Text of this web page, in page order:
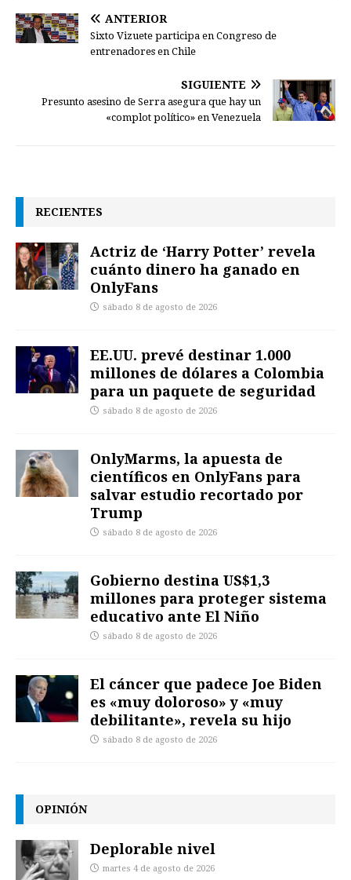
ANTERIOR
Sixto Vizuete participa en Congreso de
entrenadores en Chile
SIGUIENTE
Presunto asesino de Serra asegura que hay un
«complot político» en Venezuela
RECIENTES
Actriz de ‘Harry Potter’ revela
cuánto dinero ha ganado en
OnlyFans
sábado 8 de agosto de 2026
EE.UU. prevé destinar 1.000
millones de dólares a Colombia
para un paquete de seguridad
sábado 8 de agosto de 2026
OnlyMarms, la apuesta de
científicos en OnlyFans para
salvar estudio recortado por
Trump
sábado 8 de agosto de 2026
Gobierno destina US$1,3
millones para proteger sistema
educativo ante El Niño
sábado 8 de agosto de 2026
El cáncer que padece Joe Biden
es «muy doloroso» y «muy
debilitante», revela su hijo
sábado 8 de agosto de 2026
OPINIÓN
Deplorable nivel
martes 4 de agosto de 2026